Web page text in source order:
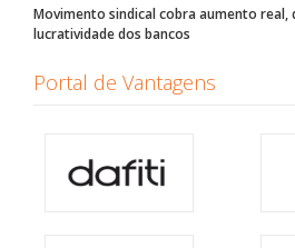
Movimento sindical cobra aumento real,
lucratividade dos bancos
Portal de Vantagens